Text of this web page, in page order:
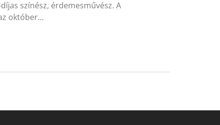
színész, érdemesművész. A
október…